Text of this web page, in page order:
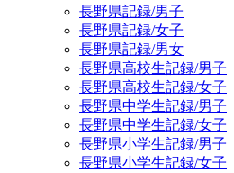
長野県記録/男子
長野県記録/女子
長野県記録/男女
長野県高校生記録/男子
長野県高校生記録/女子
長野県中学生記録/男子
長野県中学生記録/女子
長野県小学生記録/男子
長野県小学生記録/女子